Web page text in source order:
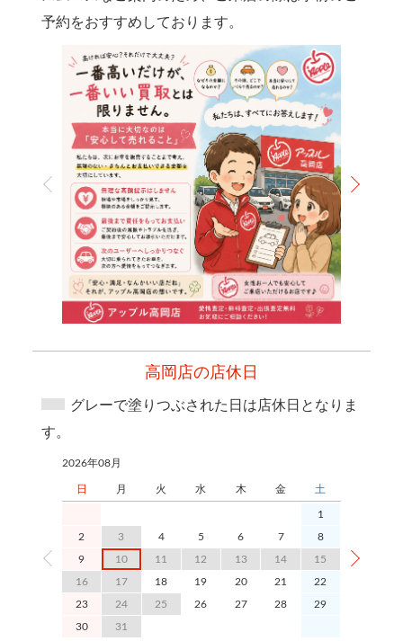
予約をおすすめしております。
高岡店の店休日
グレーで塗りつぶされた日は店休日となりま
す。
2026年08月
日 月 火 水 木 金 土
1
2 3 4 5 6 7 8
9 10 11 12 13 14 15
16 17 18 19 20 21 22
23 24 25 26 27 28 29
30 31
13